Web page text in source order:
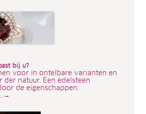
bij u?
voor in ontelbare varianten en
der natuur. Een edelsteen
de eigenschappen: